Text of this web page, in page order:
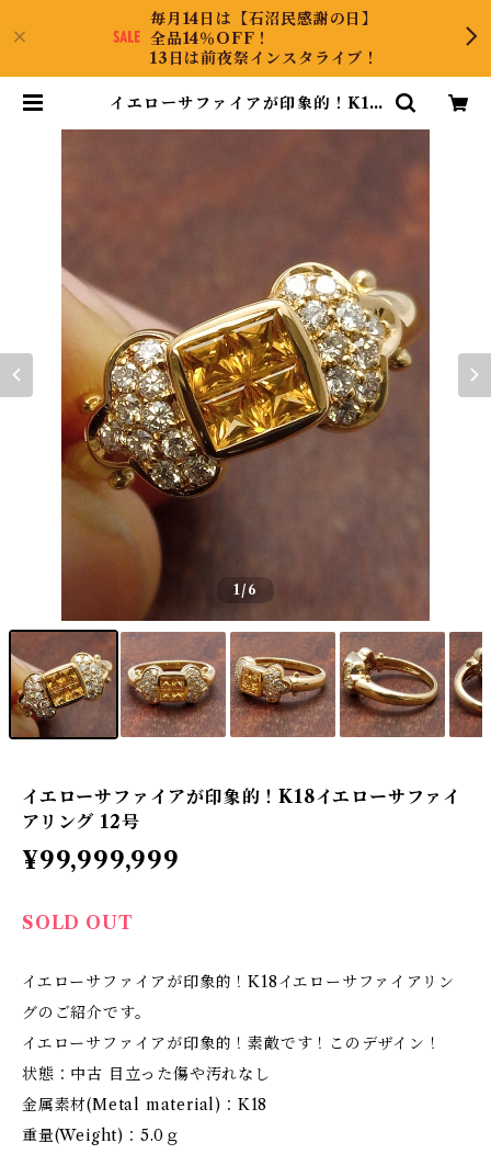
毎月14日は【石沼民感謝の日】
全品14％OFF！
13日は前夜祭インスタライブ！
イエローサファイアが印象的！K18
1/6
イエローサファイアが印象的！K18イエローサファイ
アリング 12号
¥99,999,999
SOLD OUT
イエローサファイアが印象的！K18イエローサファイアリン
グのご紹介です。
イエローサファイアが印象的！素敵です！このデザイン！
状態：中古 目立った傷や汚れなし
金属素材(Metal material)：K18
重量(Weight)：5.0ｇ